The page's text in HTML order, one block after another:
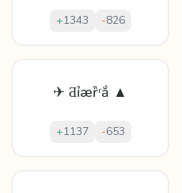
+1343 -826
✈ Ƌỉæȑʳắ ▲
+1137 -653